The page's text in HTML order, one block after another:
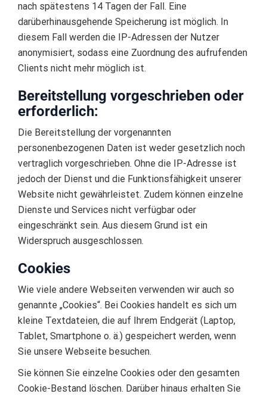
nach spätestens 14 Tagen der Fall. Eine
darüberhinausgehende Speicherung ist möglich. In
diesem Fall werden die IP-Adressen der Nutzer
anonymisiert, sodass eine Zuordnung des aufrufenden
Clients nicht mehr möglich ist.
Bereitstellung vorgeschrieben oder
erforderlich:
Die Bereitstellung der vorgenannten
personenbezogenen Daten ist weder gesetzlich noch
vertraglich vorgeschrieben. Ohne die IP-Adresse ist
jedoch der Dienst und die Funktionsfähigkeit unserer
Website nicht gewährleistet. Zudem können einzelne
Dienste und Services nicht verfügbar oder
eingeschränkt sein. Aus diesem Grund ist ein
Widerspruch ausgeschlossen.
Cookies
Wie viele andere Webseiten verwenden wir auch so
genannte „Cookies“. Bei Cookies handelt es sich um
kleine Textdateien, die auf Ihrem Endgerät (Laptop,
Tablet, Smartphone o. ä.) gespeichert werden, wenn
Sie unsere Webseite besuchen.
Sie können Sie einzelne Cookies oder den gesamten
Cookie-Bestand löschen. Darüber hinaus erhalten Sie